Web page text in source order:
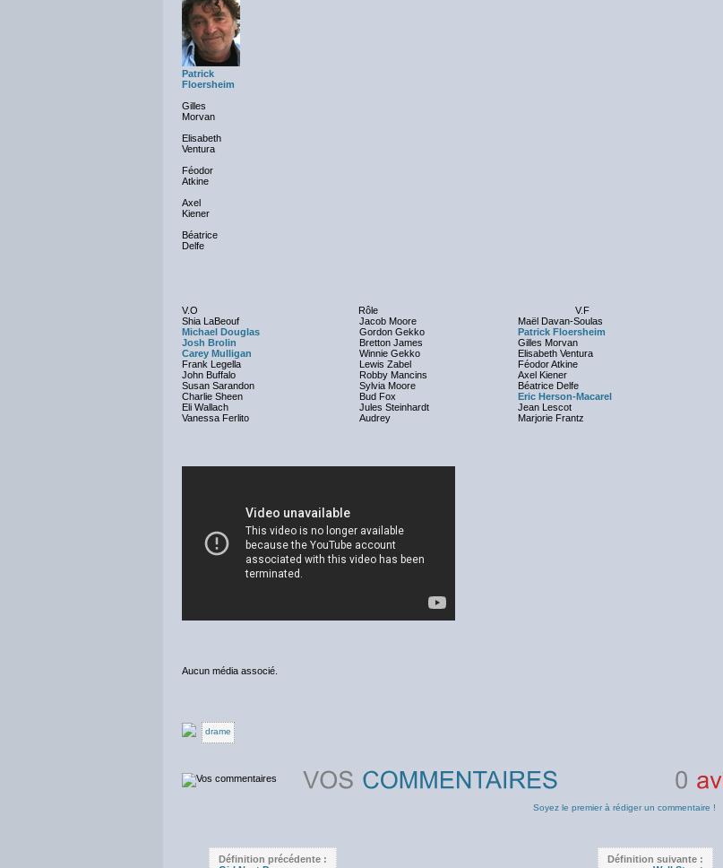
Patrick
Floersheim
Gilles
Morvan
Elisabeth
Ventura
Féodor
Atkine
Axel
Kiener
Béatrice
Delfe
V.O Rôle
V.F
Shia LaBeouf
Jacob Moore
Maël Davan-Soulas
Michael Douglas
Gordon Gekko
Patrick Floersheim
Josh Brolin
Bretton James
Gilles Morvan
Carey Mulligan
Winnie Gekko
Elisabeth Ventura
Frank Legella
Lewis Zabel
Féodor Atkine
John Buffalo
Robby Mancins
Axel Kiener
Susan Sarandon
Sylvia Moore
Béatrice Delfe
Charlie Sheen
Bud Fox
Eric Herson-Macarel
Eli Wallach
Jules Steinhardt
Jean Lescot
Vanessa Ferlito
Audrey Marjorie Frantz
Aucun média associé.
drame
Soyez le premier à rédiger un commentaire !
Définition précédente :
Définition suivante :